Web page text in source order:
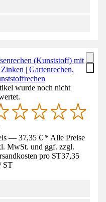
(Kunststoff) mit
| Gartenrechen,
wurde noch nicht
— 37,35 € * Alle Preise
MwSt. und ggf. zzgl.
pro ST37,35
ST